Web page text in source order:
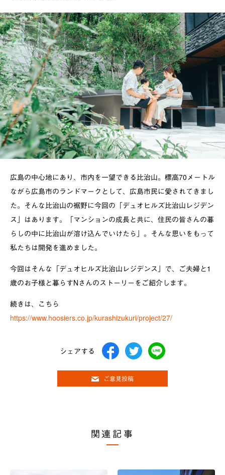
広島の中心地にあり、市内を一望できる比治山。標高70メートル
ながら広島市のランドマークとして、広島市民に愛されてきまし
た。そんな比治山の裾野に今回の「デュオヒルズ比治山レジデン
ス」はあります。「マンションの成長と共に、住民の皆さんの暮
らしの中に比治山が溶け込んでいけたら」。そんな思いをもって
私たちは開発を進めました。
今回はそんな「デュオヒルズ比治山レジデンス」で、ご夫婦と1
歳のお子様と暮らすNさんのストーリーをご紹介します。
続きは、こちら
https://www.hoosiers.co.jp/kurashizukuri/project/27/
シェアする
ご意見投稿
関連記事